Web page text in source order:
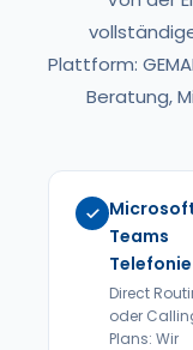
Plattform:
Beratung,
Teams
Telefonie
Direct
oder
Plans: Wir